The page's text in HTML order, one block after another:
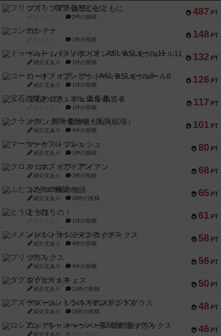
487 PT
フリップ７：復讐心とともに
2件の投稿
148 PT
コンテナ
1件の投稿
132 PT
ドゥームド・バタリオンズ：ASLモジュール11
紹介文あり 1件の投稿
126 PT
コード・オブ・ブシドー：ASLモジュール8
紹介文あり 1件の投稿
117 PT
宝石の煌き：デュエル 偽造者
1件の投稿
101 PT
クランク! ：冒険者たち（拡張）
紹介文あり 4件の投稿
80 PT
マーケットフレッシュ
紹介文あり 1件の投稿
68 PT
クロス・オブ・アイアン
紹介文あり 3件の投稿
65 PT
ふたつの街の物語
紹介文あり 18件の投稿
61 PT
とうほうの！
1件の投稿
58 PT
メメントオンラインタクティクス
紹介文あり 4件の投稿
56 PT
ブリックス
紹介文あり 4件の投稿
50 PT
ダグエイトチェス
紹介文あり 11件の投稿
48 PT
アズール：シントラのステンドグラス
紹介文あり 18件の投稿
46 PT
ロシアン・キャンペーン：第5版デラックス
紹介文あり